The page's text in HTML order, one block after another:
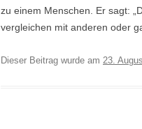
zu einem Menschen. Er sagt:
vergleichen mit anderen oder
Dieser Beitrag wurde am 23.